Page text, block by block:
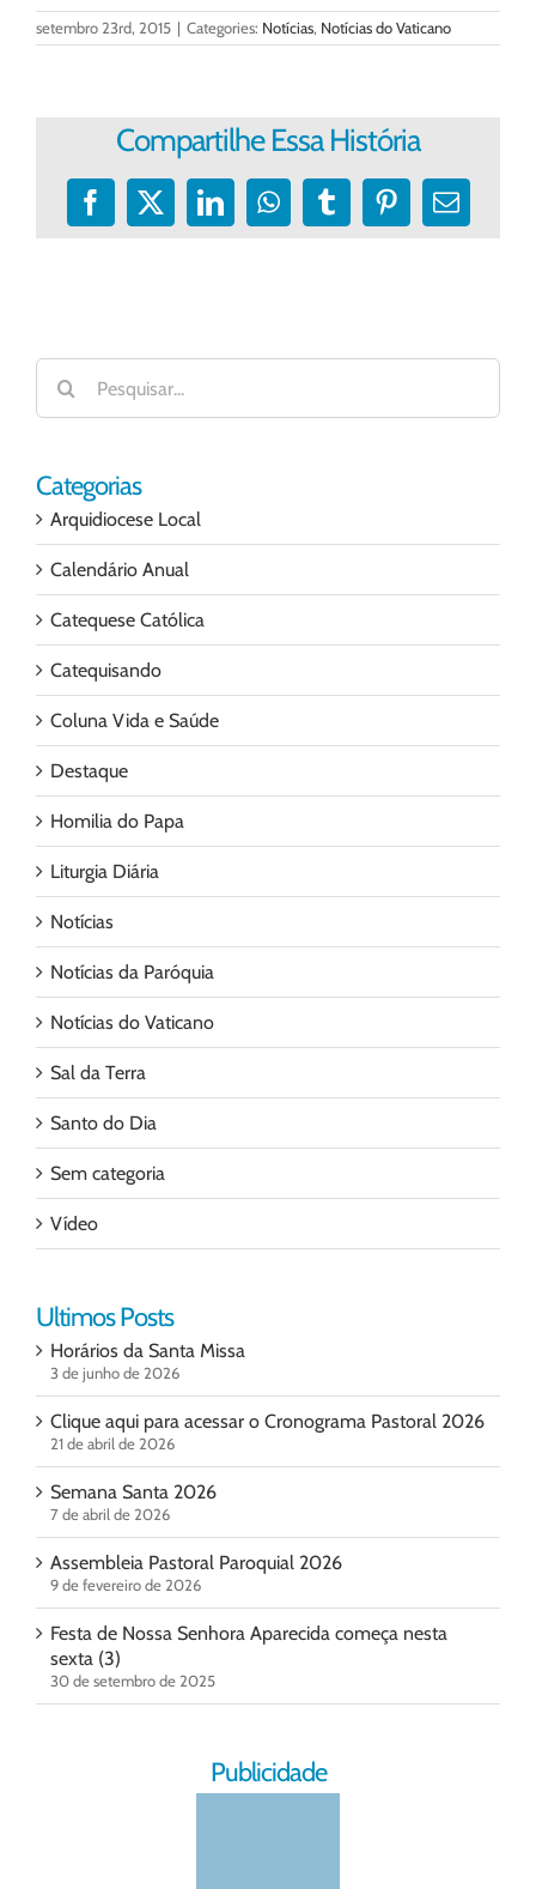
setembro 23rd, 2015 | Categories: Notícias, Notícias do Vaticano
Compartilhe Essa História
Facebook
X LinkedInWhatsApp
TumblrPinterest
E-
Buscar
resultados
para:
Categorias
Arquidiocese Local
Calendário Anual
Catequese Católica
Catequisando
Coluna Vida e Saúde
Destaque
Homilia do Papa
Liturgia Diária
Notícias
Notícias da Paróquia
Notícias do Vaticano
Sal da Terra
Santo do Dia
Sem categoria
Vídeo
Ultimos Posts
Horários da Santa Missa
3 de junho de 2026
Clique aqui para acessar o Cronograma Pastoral 2026
21 de abril de 2026
Semana Santa 2026
7 de abril de 2026
Assembleia Pastoral Paroquial 2026
9 de fevereiro de 2026
Festa de Nossa Senhora Aparecida começa nesta
sexta (3)
30 de setembro de 2025
Publicidade